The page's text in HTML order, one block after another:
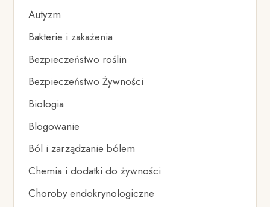
Autyzm
Bakterie i zakażenia
Bezpieczeństwo roślin
Bezpieczeństwo Żywności
Biologia
Blogowanie
Ból i zarządzanie bólem
Chemia i dodatki do żywności
Choroby endokrynologiczne